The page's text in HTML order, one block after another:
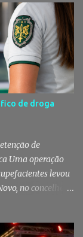
de droga
de
Uma operação
levou
no concelho
no distrito de